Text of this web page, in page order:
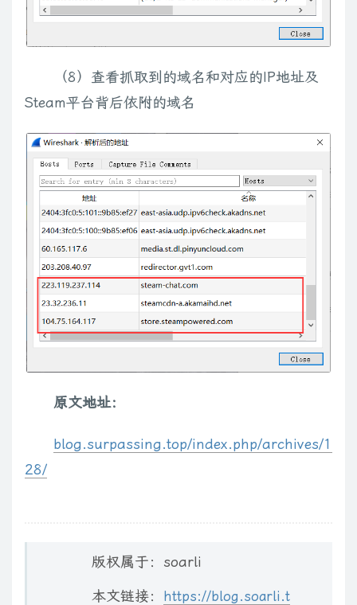
（8）查看抓取到的域名和对应的IP地址及
Steam平台背后依附的域名
原文地址：
blog.surpassing.top/index.php/archives/1
28/
版权属于：soarli
本文链接： https://blog.soarli.t